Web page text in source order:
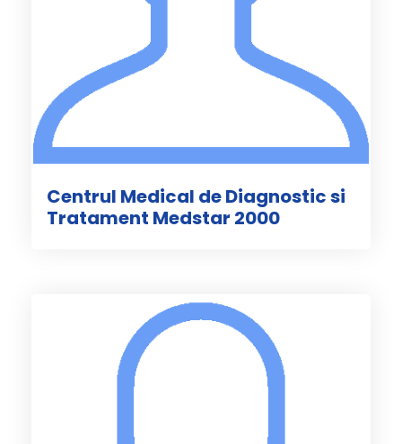
Centrul Medical de Diagnostic si
Tratament Medstar 2000